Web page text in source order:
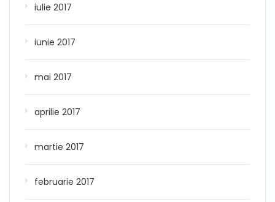
iulie 2017
iunie 2017
mai 2017
aprilie 2017
martie 2017
februarie 2017